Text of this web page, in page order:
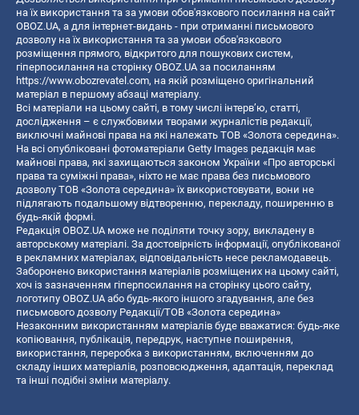
на їх використання та за умови обов'язкового посилання на сайт
OBOZ.UA, а для інтернет-видань - при отриманні письмового
дозволу на їх використання та за умови обов'язкового
розміщення прямого, відкритого для пошукових систем,
гіперпосилання на сторінку OBOZ.UA за посиланням
https://www.obozrevatel.com, на якій розміщено оригінальний
матеріал в першому абзаці матеріалу.
Всі матеріали на цьому сайті, в тому числі інтерв’ю, статті,
дослідження – є службовими творами журналістів редакції,
виключні майнові права на які належать ТОВ «Золота середина».
На всі опубліковані фотоматеріали Getty Images редакція має
майнові права, які захищаються законом України «Про авторські
права та суміжні права», ніхто не має права без письмового
дозволу ТОВ «Золота середина» їх використовувати, вони не
підлягають подальшому відтворенню, перекладу, поширенню в
будь-якій формі.
Редакція OBOZ.UA може не поділяти точку зору, викладену в
авторському матеріалі. За достовірність інформації, опублікованої
в рекламних матеріалах, відповідальність несе рекламодавець.
Заборонено використання матеріалів розміщених на цьому сайті,
хоч із зазначенням гіперпосилання на сторінку цього сайту,
логотипу OBOZ.UA або будь-якого іншого згадування, але без
письмового дозволу Редакції/ТОВ «Золота середина»
Незаконним використанням матеріалів буде вважатися: будь-яке
копiювання, публiкацiя, передрук, наступне поширення,
використання, переробка з використанням, включенням до
складу інших матеріалів, розповсюдження, адаптація, переклад
та інші подібні зміни матеріалу.